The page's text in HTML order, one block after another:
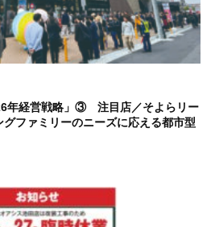
年経営戦略」③ 注目店／そよらリー
ファミリーのニーズに応える都市型